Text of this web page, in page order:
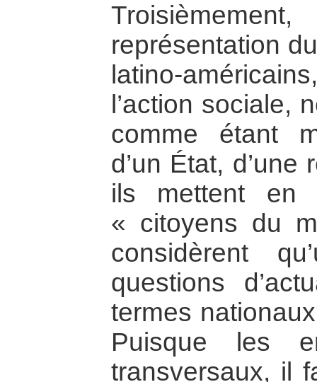
représentation
latino-
l’action sociale,
comme étant
d’un État, d’une
ils mettent en
« citoyens du
considèrent
questions
termes
Puisque les
transversaux, il